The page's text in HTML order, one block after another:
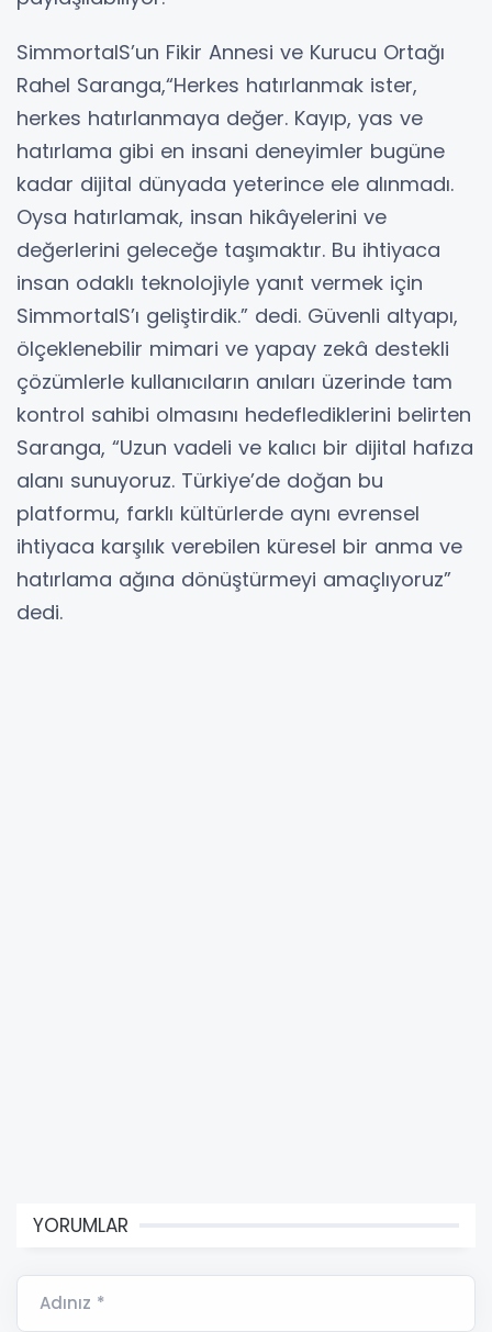
SimmortalS’un Fikir Annesi ve Kurucu Ortağı
Rahel Saranga,“Herkes hatırlanmak ister,
herkes hatırlanmaya değer. Kayıp, yas ve
hatırlama gibi en insani deneyimler bugüne
kadar dijital dünyada yeterince ele alınmadı.
Oysa hatırlamak, insan hikâyelerini ve
değerlerini geleceğe taşımaktır. Bu ihtiyaca
insan odaklı teknolojiyle yanıt vermek için
SimmortalS’ı geliştirdik.” dedi. Güvenli altyapı,
ölçeklenebilir mimari ve yapay zekâ destekli
çözümlerle kullanıcıların anıları üzerinde tam
kontrol sahibi olmasını hedeflediklerini belirten
Saranga, “Uzun vadeli ve kalıcı bir dijital hafıza
alanı sunuyoruz. Türkiye’de doğan bu
platformu, farklı kültürlerde aynı evrensel
ihtiyaca karşılık verebilen küresel bir anma ve
hatırlama ağına dönüştürmeyi amaçlıyoruz”
dedi.
YORUMLAR
Adınız *